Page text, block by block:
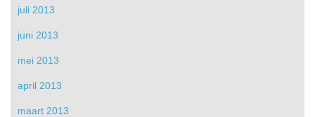
juli 2013
juni 2013
mei 2013
april 2013
maart 2013